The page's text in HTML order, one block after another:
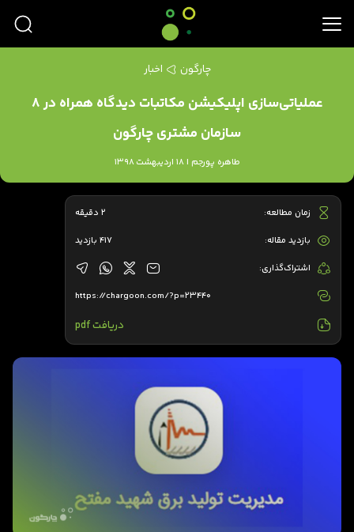
چارگون اخبار
عملیاتی‌سازی اپلیکیشن مکاتبات دیدگاه همراه در 8
سازمان مشتری چارگون
طاهره پورجم | 18 اردیبهشت 1398
زمان مطالعه: 2 دقیقه
بازدید مقاله: 417 بازدید
اشتراک‌گذاری:
https://chargoon.com/?p=23440
دریافت pdf